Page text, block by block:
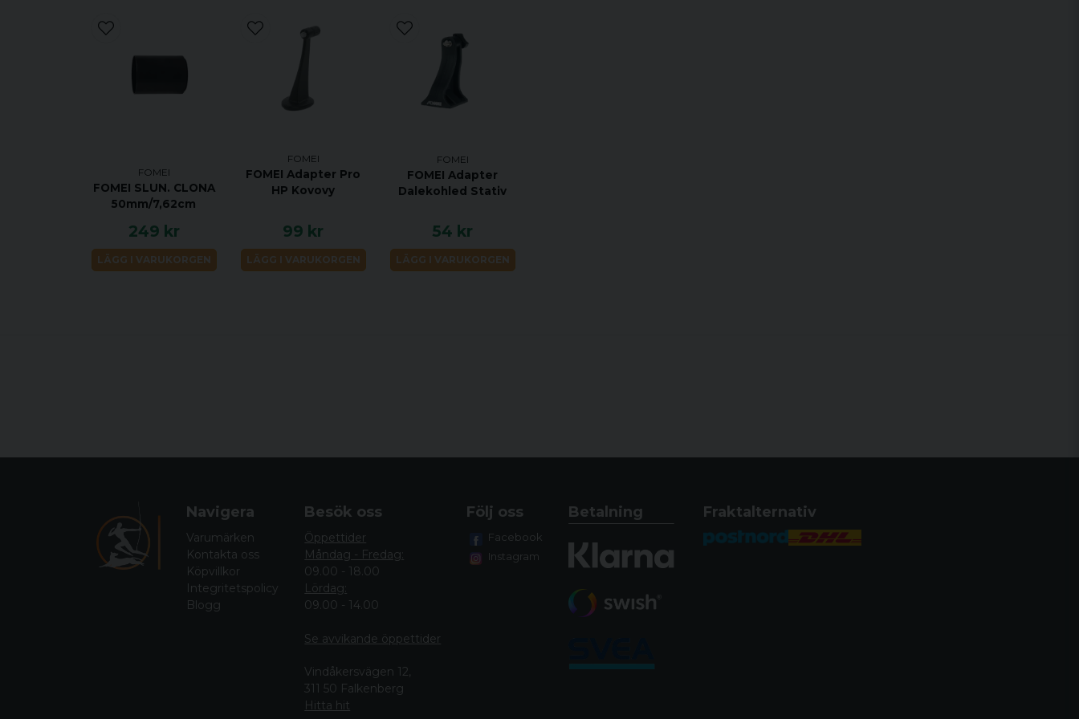
FOMEI
FOMEI SLUN. CLONA
50mm/7,62cm
249 kr
LÄGG I VARUKORGEN
FOMEI
FOMEI Adapter Pro
HP Kovovy
99 kr
LÄGG I VARUKORGEN
FOMEI
FOMEI Adapter
Dalekohled Stativ
54 kr
LÄGG I VARUKORGEN
Navigera
Varumärken
Kontakta oss
Köpvillkor
Integritetspolicy
Blogg
Besök oss
Öppettider
Måndag - Fredag:
09.00 - 18.00
Lördag:
09.00 - 14.00
Se avvikande öppettider
Vindåkersvägen 12,
311 50 Falkenberg
Hitta hit
Följ oss
Facebook
Instagram
Betalning Fraktalternativ